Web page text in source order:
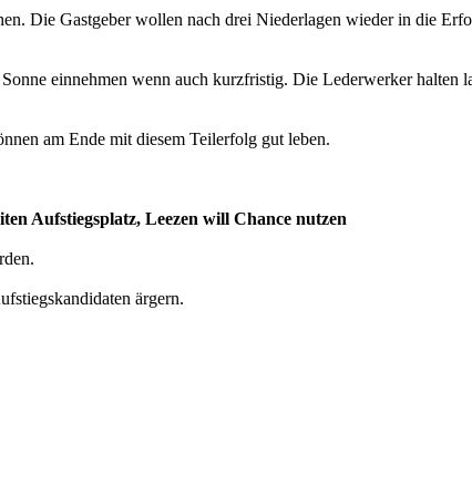
Die Gastgeber wollen nach drei Niederlagen wieder in die
einnehmen wenn auch kurzfristig. Die Lederwerker halten
am Ende mit diesem Teilerfolg gut leben.
Aufstiegsplatz, Leezen will Chance nutzen
ärgern.